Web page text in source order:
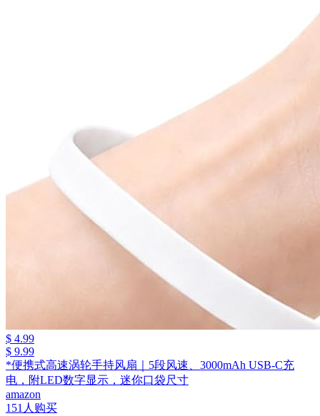
$ 4.99
$ 9.99
*便携式高速涡轮手持风扇｜5段风速、3000mAh USB-C充
电，附LED数字显示，迷你口袋尺寸
amazon
151人购买